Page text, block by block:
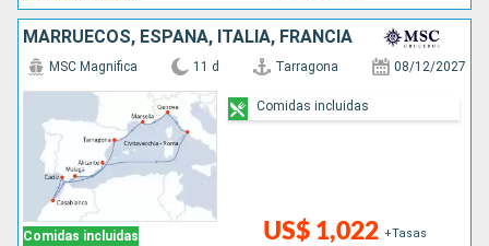
MARRUECOS, ESPAÑA, ITALIA, FRANCIA
Comidas incluidas
MSC Magnifica 11 d Tarragona 08/12/2027
US$ 1,022 +Tasas
Comidas incluidas